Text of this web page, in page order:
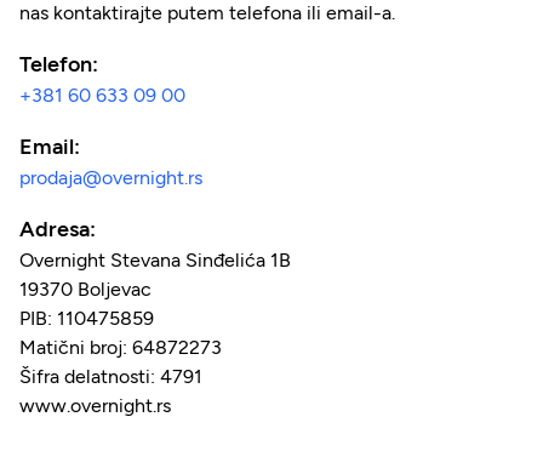
nas kontaktirajte putem telefona ili email-a.
Telefon:
+381 60 633 09 00
Email:
prodaja@overnight.rs
Adresa:
Overnight Stevana Sinđelića 1B
19370 Boljevac
PIB: 110475859
Matični broj: 64872273
Šifra delatnosti: 4791
www.overnight.rs